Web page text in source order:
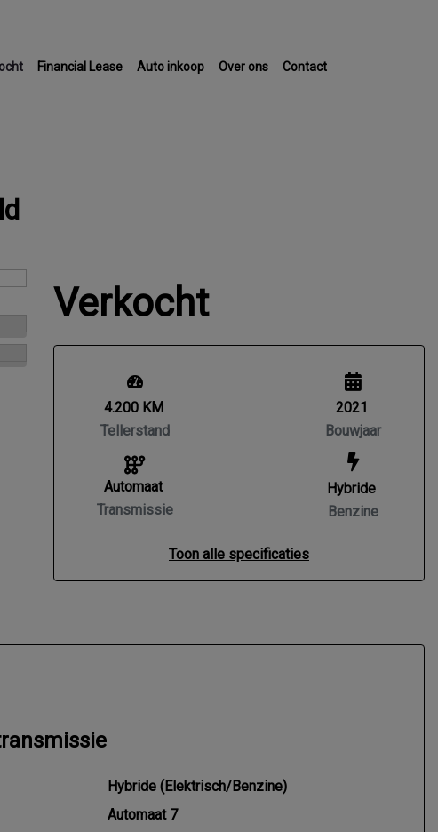
Financial Lease Auto inkoop Over ons Contact
Verkocht
4.200 KM
Tellerstand
Automaat
Transmissie
2021
Bouwjaar
Hybride
Benzine
Toon alle specificaties
Hybride (Elektrisch/Benzine)
Automaat 7